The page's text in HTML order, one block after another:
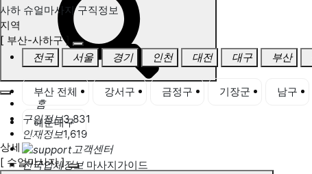
홈
구인정보3,831
인재정보1,619
고객센터
전국업체정보 마사지가이드
사하 슈얼마사지 구직정보
지역
[ 부산-사하구 ]
전국
서울 경기 인천 대전 대구 부산
부산 전체 강서구 금정구 기장군 남구
해운대구
상세
[ 슈얼마사지 ]